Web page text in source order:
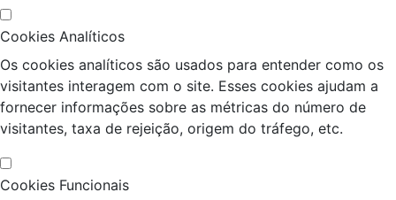
Cookies Analíticos
Os cookies analíticos são usados para entender como os
visitantes interagem com o site. Esses cookies ajudam a
fornecer informações sobre as métricas do número de
visitantes, taxa de rejeição, origem do tráfego, etc.
Cookies Funcionais